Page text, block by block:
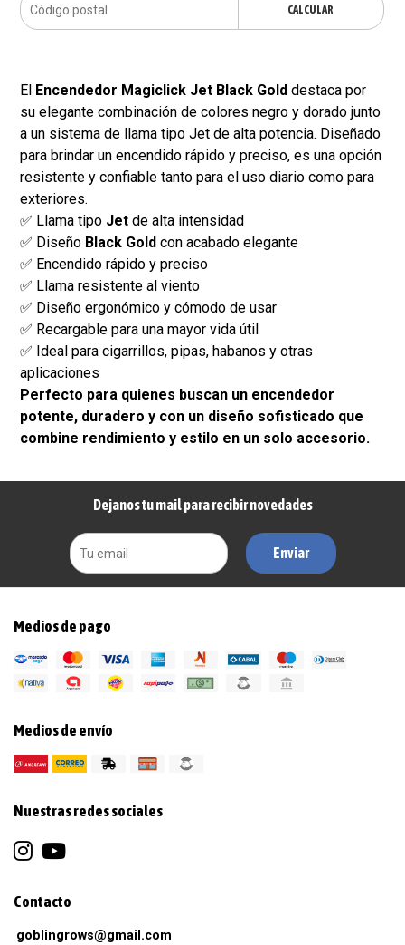
CALCULAR
El Encendedor Magiclick Jet Black Gold destaca por
su elegante combinación de colores negro y dorado junto
a un sistema de llama tipo Jet de alta potencia. Diseñado
para brindar un encendido rápido y preciso, es una opción
resistente y confiable tanto para el uso diario como para
exteriores.
✅ Llama tipo Jet de alta intensidad
✅ Diseño Black Gold con acabado elegante
✅ Encendido rápido y preciso
✅ Llama resistente al viento
✅ Diseño ergonómico y cómodo de usar
✅ Recargable para una mayor vida útil
✅ Ideal para cigarrillos, pipas, habanos y otras
aplicaciones
Perfecto para quienes buscan un encendedor
potente, duradero y con un diseño sofisticado que
combine rendimiento y estilo en un solo accesorio.
Dejanos tu mail para recibir novedades
Enviar
Medios de pago
Medios de envío
Nuestras redes sociales
Contacto
goblingrows@gmail.com